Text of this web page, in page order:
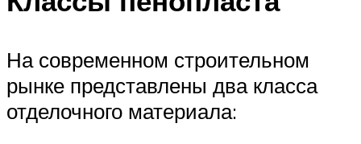
На современном строительном
рынке представлены два класса
отделочного материала: